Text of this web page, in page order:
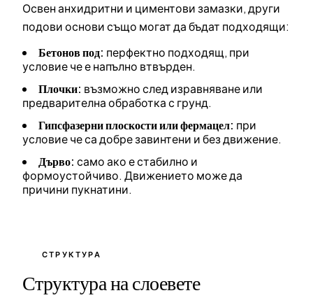
Освен анхидритни и циментови замазки, други
подови основи също могат да бъдат подходящи:
Бетонов под: перфектно подходящ, при
условие че е напълно втвърден.
Плочки: възможно след изравняване или
предварителна обработка с грунд.
Гипсфазерни плоскости или фермацел: при
условие че са добре завинтени и без движение.
Дърво: само ако е стабилно и
формоустойчиво. Движението може да
причини пукнатини.
СТРУКТУРА
Структура на слоевете